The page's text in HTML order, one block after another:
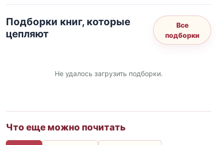
Подборки книг, которые
цепляют
Все
подборки
Не удалось загрузить подборки.
Что еще можно почитать